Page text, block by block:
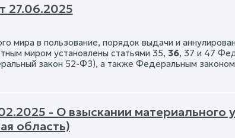
27.06.2025
мира в пользование, порядок выдачи и
миром установлены статьями 35, 36, 37 и 47
закон 52-ФЗ), а также Федеральным
- О взыскании материального
область)